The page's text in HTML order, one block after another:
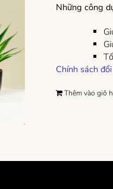
Những công
Chính sách
Thêm vào giỏ